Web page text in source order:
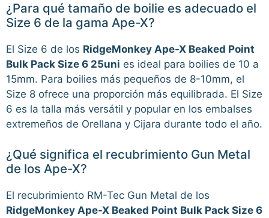
¿Para qué tamaño de boilie es adecuado el
Size 6 de la gama Ape-X?
El Size 6 de los RidgeMonkey Ape-X Beaked Point
Bulk Pack Size 6 25uni es ideal para boilies de 10 a
15mm. Para boilies más pequeños de 8-10mm, el
Size 8 ofrece una proporción más equilibrada. El Size
6 es la talla más versátil y popular en los embalses
extremeños de Orellana y Cijara durante todo el año.
¿Qué significa el recubrimiento Gun Metal
de los Ape-X?
El recubrimiento RM-Tec Gun Metal de los
RidgeMonkey Ape-X Beaked Point Bulk Pack Size 6